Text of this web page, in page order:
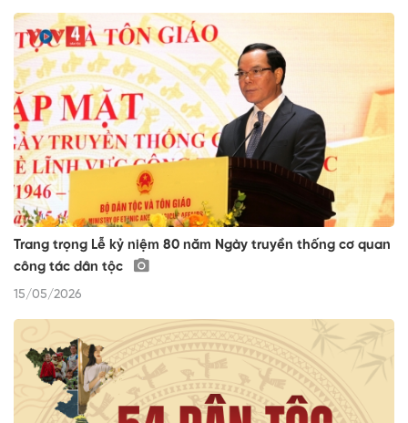
Trang trọng Lễ kỷ niệm 80 năm Ngày truyền thống cơ quan
công tác dân tộc
15/05/2026